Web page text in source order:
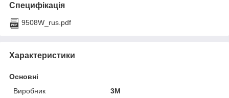
Специфікація
9508W_rus.pdf
Характеристики
Основні
Виробник
3М